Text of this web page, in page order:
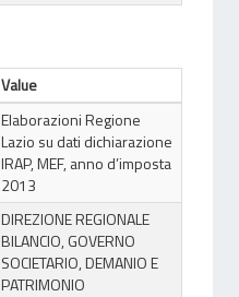
Value
Elaborazioni Regione
Lazio su dati dichiarazione
IRAP, MEF, anno d’imposta
2013
DIREZIONE REGIONALE
BILANCIO, GOVERNO
SOCIETARIO, DEMANIO E
PATRIMONIO